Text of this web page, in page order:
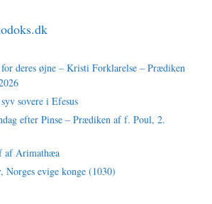
deres øjne – Kristi Forklarelse – Prædiken
sovere i Efesus
efter Pinse – Prædiken af f. Poul, 2.
af Arimathæa
evige konge (1030)